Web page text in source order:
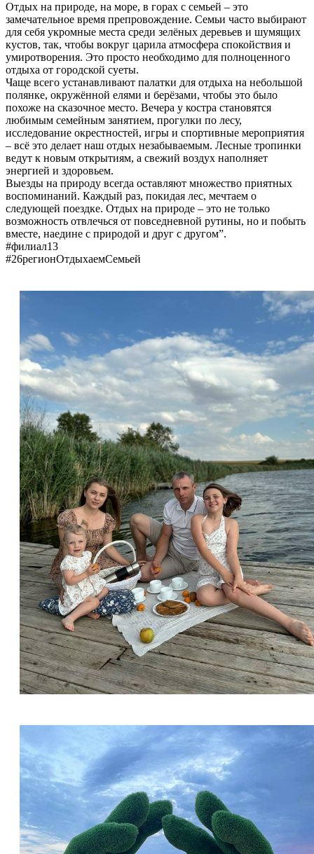
Отдых на природе, на море, в горах с семьей – это
замечательное время препровождение. Семьи часто выбирают
для себя укромные места среди зелёных деревьев и шумящих
кустов, так, чтобы вокруг царила атмосфера спокойствия и
умиротворения. Это просто необходимо для полноценного
отдыха от городской суеты.
Чаще всего устанавливают палатки для отдыха на небольшой
полянке, окружённой елями и берёзами, чтобы это было
похоже на сказочное место. Вечера у костра становятся
любимым семейным занятием, прогулки по лесу,
исследование окрестностей, игры и спортивные мероприятия
– всё это делает наш отдых незабываемым. Лесные тропинки
ведут к новым открытиям, а свежий воздух наполняет
энергией и здоровьем.
Выезды на природу всегда оставляют множество приятных
воспоминаний. Каждый раз, покидая лес, мечтаем о
следующей поездке. Отдых на природе – это не только
возможность отвлечься от повседневной рутины, но и побыть
вместе, наедине с природой и друг с другом”.
#филиал13
#26регионОтдыхаемСемьей